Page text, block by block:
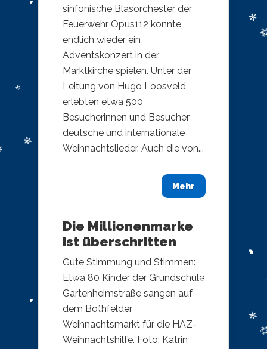
sinfonische Blasorchester der
Feuerwehr Opus112 konnte
endlich wieder ein
Adventskonzert in der
Marktkirche spielen. Unter der
Leitung von Hugo Loosveld,
erlebten etwa 500
Besucherinnen und Besucher
deutsche und internationale
Weihnachtslieder. Auch die von...
Mehr
Die Millionenmarke
ist überschritten
Gute Stimmung und Stimmen:
Etwa 80 Kinder der Grundschule
Gartenheimstraße sangen auf
dem Bothfelder
Weihnachtsmarkt für die HAZ-
Weihnachtshilfe. Foto: Katrin